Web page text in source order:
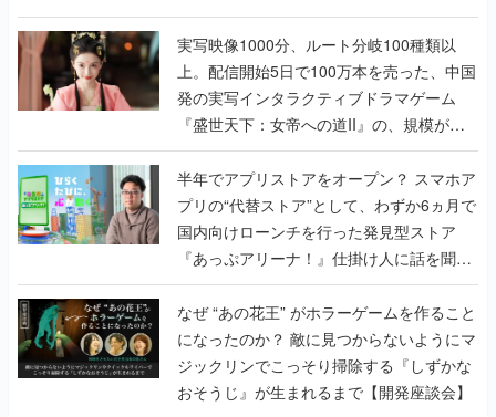
『TATSUJIN EXTREME』で初タッグを組
んだレジェンド2人に訊く開発秘話
実写映像1000分、ルート分岐100種類以
上。配信開始5日で100万本を売った、中国
発の実写インタラクティブドラマゲーム
『盛世天下：女帝への道II』の、規模が違
うこだわりをプロデューサーに聞いた
半年でアプリストアをオープン？ スマホア
プリの“代替ストア”として、わずか6ヵ月で
国内向けローンチを行った発見型ストア
『あっぷアリーナ！』仕掛け人に話を聞い
てみた
なぜ “あの花王” がホラーゲームを作ること
になったのか？ 敵に見つからないようにマ
ジックリンでこっそり掃除する『しずかな
おそうじ』が生まれるまで【開発座談会】